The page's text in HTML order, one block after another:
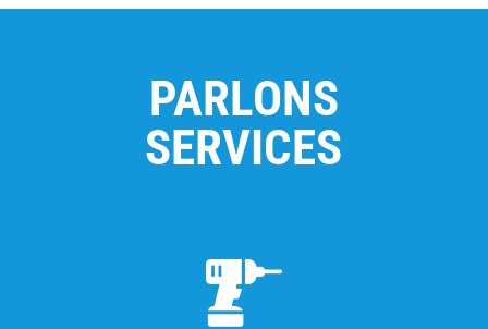
PARLONS
SERVICES